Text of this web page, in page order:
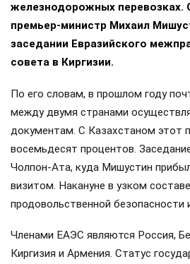
железнодорожных перевозках.
премьер-министр Михаил
заседании Евразийского
совета в Киргизии.
По его словам, в прошлом году
между двумя странами
документам. С Казахстаном этот
восемьдесят процентов.
Чолпон-Ата, куда Мишустин
визитом. Накануне в узком
продовольственной безопасности
Членами ЕАЭС являются Россия,
Киргизия и Армения. Статус